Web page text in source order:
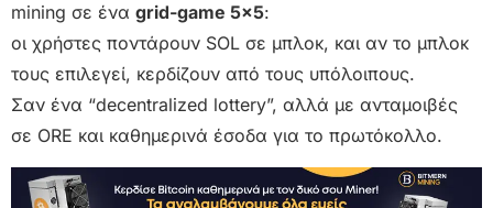
mining σε ένα grid-game 5×5:
οι χρήστες ποντάρουν SOL σε μπλοκ, και αν το μπλοκ
τους επιλεγεί, κερδίζουν από τους υπόλοιπους.
Σαν ένα “decentralized lottery”, αλλά με ανταμοιβές
σε ORE και καθημερινά έσοδα για το πρωτόκολλο.